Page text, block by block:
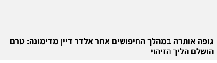
גופה אותרה במהלך החיפושים אחר אלדר דיין מדימונה: טרם
הושלם הליך הזיהוי